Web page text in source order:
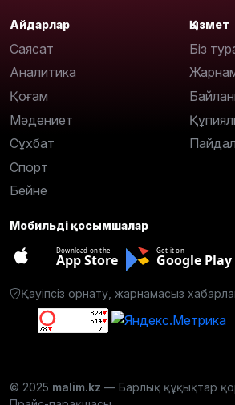
Айдарлар
Саясат
Аналитика
Қоғам
Мәдениет
Сұхбат
Спорт
Бейне
Қызмет
Біз
Мобильді қосымшалар
Download on the
App Store
Get it on
Google Play
Қауіпсіз орнату, жарнамасыз
© 2025 malim.kz — Барлық құқықтар